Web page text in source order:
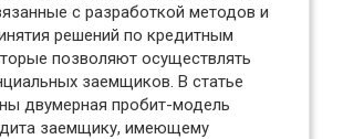
с разработкой методов и
решений по кредитным
позволяют осуществлять
заемщиков. В статье
двумерная пробит-модель
заемщику, имеющему